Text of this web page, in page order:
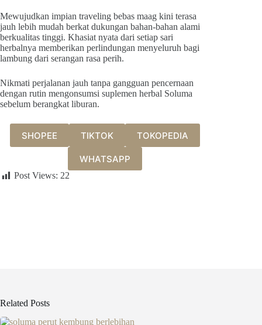
Mewujudkan impian traveling bebas maag kini terasa
jauh lebih mudah berkat dukungan bahan-bahan alami
berkualitas tinggi. Khasiat nyata dari setiap sari
herbalnya memberikan perlindungan menyeluruh bagi
lambung dari serangan rasa perih.
Nikmati perjalanan jauh tanpa gangguan pencernaan
dengan rutin mengonsumsi suplemen herbal Soluma
sebelum berangkat liburan.
SHOPEE TIKTOK TOKOPEDIA
WHATSAPP
Post Views: 22
Related Posts